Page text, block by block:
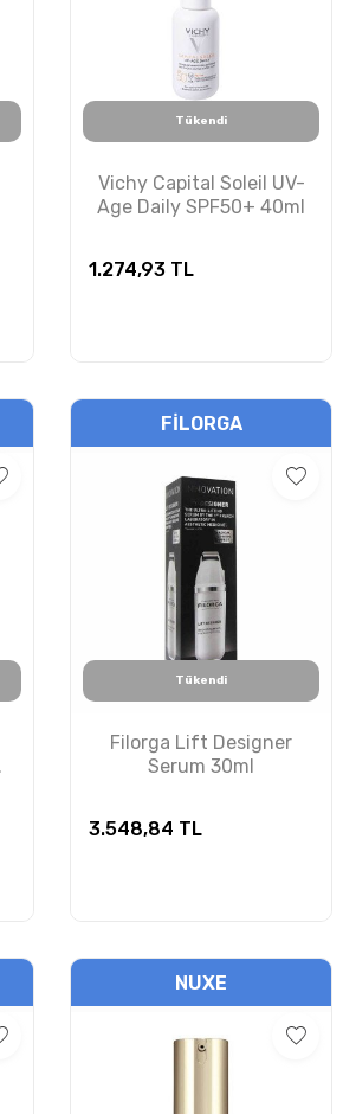
Tükendi
Vichy Capital Soleil UV-
Age Daily SPF50+ 40ml
1.274,93 TL
FILORGA
Tükendi
Filorga Lift Designer
Serum 30ml
3.548,84 TL
NUXE